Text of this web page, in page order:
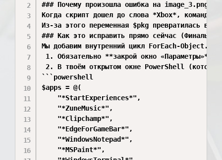
### Почему произошла ошибка на image_3.png:
Когда скрипт дошел до слова *Xbox*, команда
Из-за этого переменная $pkg превратилась в
### Как это исправить прямо сейчас
Мы добавим внутренний цикл ForEach-Object.
1. Обязательно **закрой окно «Параметры»**
2. В твоём открытом окне PowerShell
```powershell
$apps = @(
    "*StartExperiences*",
    "*ZuneMusic*",
    "*Clipchamp*",
    "*EdgeForGameBar*",
    "*WindowsNotepad*",
    "*MSPaint*",